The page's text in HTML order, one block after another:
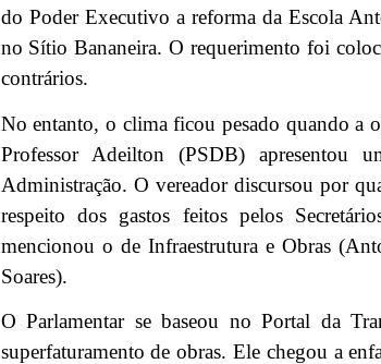
do Poder Executivo a reforma da Escola
no Sítio Bananeira. O requerimento foi
contrários.
No entanto, o clima ficou pesado quando a
Professor Adeilton (PSDB) apresentou
Administração. O vereador discursou por
respeito dos gastos feitos pelos
mencionou o de Infraestrutura e Obras
Soares).
O Parlamentar se baseou no Portal da
superfaturamento de obras. Ele chegou a